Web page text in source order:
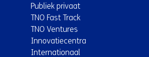
Publiek privaat
TNO Fast Track
TNO Ventures
Innovatiecentra
Internationaal